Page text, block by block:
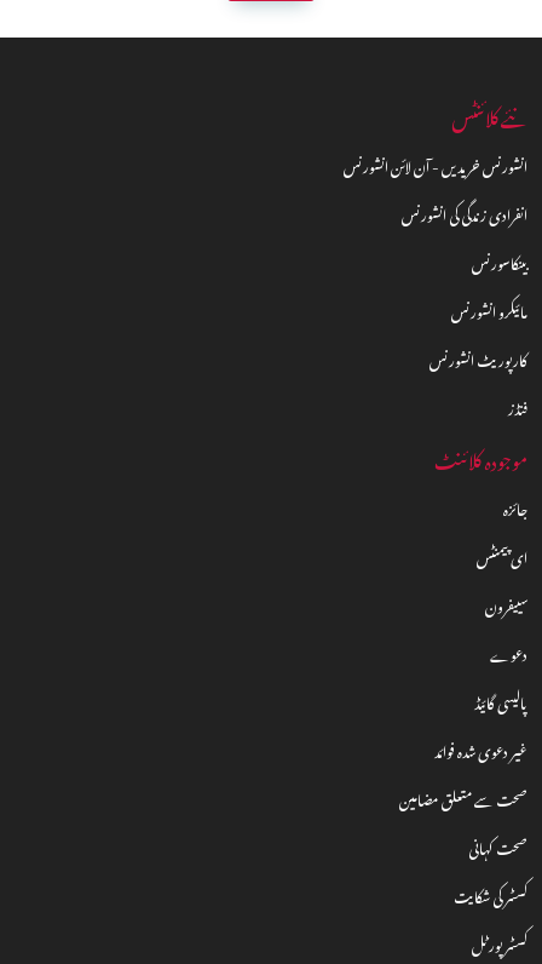
نئے کلائنٹس
انشورنس خریدیں - آن لائن انشورنس
انفرادی زندگی کی انشورنس
بینکاسورنس
مائیکرو انشورنس
کارپوریٹ انشورنس
فنڈز
موجودہ کلائنٹ
جائزہ
ای پیمنٹس
سییفرون
دعوے
پالیسی گائیڈ
غیر دعوی شدہ فوائد
صحت سے متعلق مضامین
صحت کہانی
کسٹمر کی شکایت
کسٹمر پورٹل